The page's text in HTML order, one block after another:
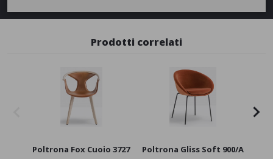
Prodotti correlati
Poltrona Fox Cuoio 3727 Poltrona Gliss Soft 900/A